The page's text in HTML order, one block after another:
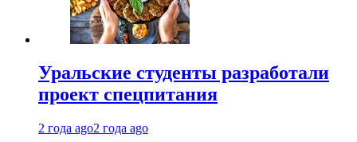
Уральские студенты разработали
проект спецпитания
2 года ago2 года ago